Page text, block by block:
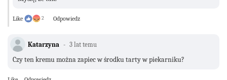
Like 2 Odpowiedz
Katarzyna 3 lat temu
Czy ten kremu można zapiec w środku tarty w piekarniku?